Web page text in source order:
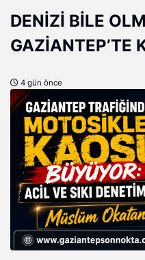
DENİZİ BİLE
GAZİANTEP’TE
OLDU!
4 gün önce